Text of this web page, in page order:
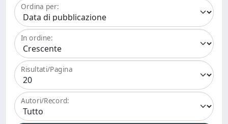
Ordina per:
In ordine:
Risultati/Pagina
Autori/Record: